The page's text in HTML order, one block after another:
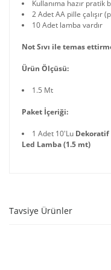
Kullanıma hazır pratik
2 Adet AA pille çalışır
10 Adet lamba vardır
Not Sıvı ile temas
Ürün Ölçüsü:
1.5 Mt
Paket İçeriği:
1 Adet 10'Lu Dekoratif
Led Lamba (1.5 mt)
Tavsiye Ürünler